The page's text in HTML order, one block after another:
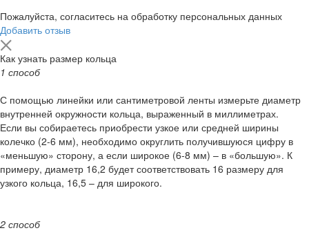
Пожалуйста, согласитесь на обработку персональных данных
Добавить отзыв
Как узнать размер кольца
1 способ
С помощью линейки или сантиметровой ленты измерьте диаметр
внутренней окружности кольца, выраженный в миллиметрах.
Если вы собираетесь приобрести узкое или средней ширины
колечко (2-6 мм), необходимо округлить получившуюся цифру в
«меньшую» сторону, а если широкое (6-8 мм) – в «большую». К
примеру, диаметр 16,2 будет соответствовать 16 размеру для
узкого кольца, 16,5 – для широкого.
2 способ